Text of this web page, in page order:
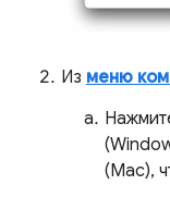
Из меню
(Mac),